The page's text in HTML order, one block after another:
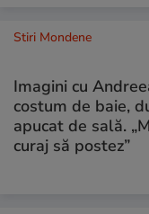
Stiri Mondene
Imagini cu
costum de baie,
apucat de sală.
curaj să postez”